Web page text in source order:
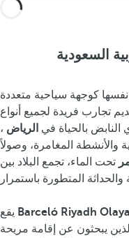
السعودية
نفسها كوجهة سياحية متعددة
تجارب فريدة لجميع أنواع
النابض بالحياة في الرياض ،
والأنشطة المغامرة، وصولاً
تحت الماء، تجمع البلاد بين
Barceló Riyadh Olaya
يبحثون عن إقامة مريحة